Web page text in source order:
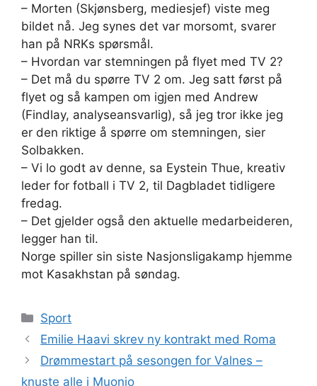
– Morten (Skjønsberg, mediesjef) viste meg
bildet nå. Jeg synes det var morsomt, svarer
han på NRKs spørsmål.
– Hvordan var stemningen på flyet med TV 2?
– Det må du spørre TV 2 om. Jeg satt først på
flyet og så kampen om igjen med Andrew
(Findlay, analyseansvarlig), så jeg tror ikke jeg
er den riktige å spørre om stemningen, sier
Solbakken.
– Vi lo godt av denne, sa Eystein Thue, kreativ
leder for fotball i TV 2, til Dagbladet tidligere
fredag.
– Det gjelder også den aktuelle medarbeideren,
legger han til.
Norge spiller sin siste Nasjonsligakamp hjemme
mot Kasakhstan på søndag.
Kategorier
Sport
Emilie Haavi skrev ny kontrakt med Roma
Drømmestart på sesongen for Valnes –
knuste alle i Muonio